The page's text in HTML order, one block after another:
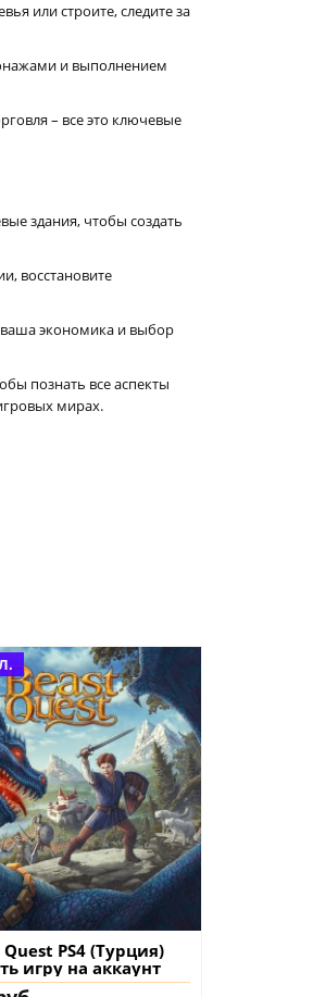
или строите, следите за
и выполнением
– все это ключевые
здания, чтобы создать
восстановите
экономика и выбор
познать все аспекты
мирах.
Quest PS4 (Турция)
игру на аккаунт